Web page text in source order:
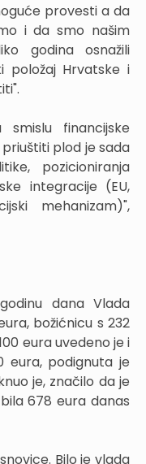
provesti a da
i da smo našim
godina osnažili
položaj Hrvatske i
financijske
priuštiti plod je sada
pozicioniranja
integracije (EU,
mehanizam)",
dana Vlada
božićnicu s 232
eura uvedeno je i
eura, podignuta je
je, značilo da je
678 eura danas
Bilo je vlada